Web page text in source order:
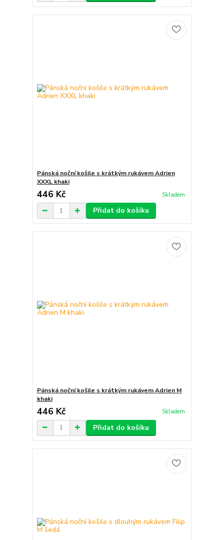
Pánská noční košile s krátkým rukávem Adrien
XXXL khaki
446 Kč Skladem
Přidat do košíku
Pánská noční košile s krátkým rukávem Adrien M
khaki
446 Kč Skladem
Přidat do košíku